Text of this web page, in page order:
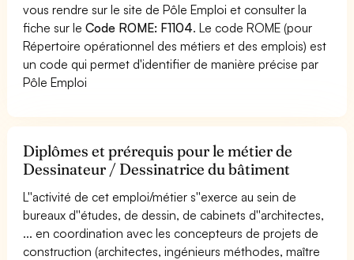
vous rendre sur le site de Pôle Emploi et consulter la
fiche sur leCode ROME: F1104. Le code ROME (pour
Répertoire opérationnel des métiers et des emplois) est
un code qui permet d'identifier de manière précise par
Pôle Emploi
Diplômes et prérequis pour le métier de
Dessinateur / Dessinatrice du bâtiment
L''activité de cet emploi/métier s''exerce au sein de
bureaux d''études, de dessin, de cabinets d''architectes,
... en coordination avec les concepteurs de projets de
construction (architectes, ingénieurs méthodes, maître